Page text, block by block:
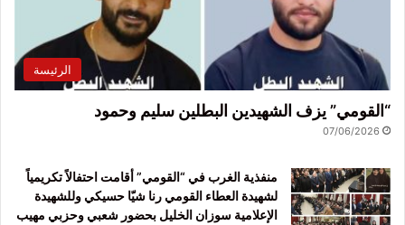
الرئيسة
“القومي” يزف الشهيدين البطلين سليم وحمود
07/06/2026
منفذية الغرب في “القومي” أقامت احتفالاً تكريمياً
لشهيدة العطاء القومي رنا شيّا حسيكي وللشهيدة
الإعلامية سوزان الخليل بحضور شعبي وحزبي مهيب